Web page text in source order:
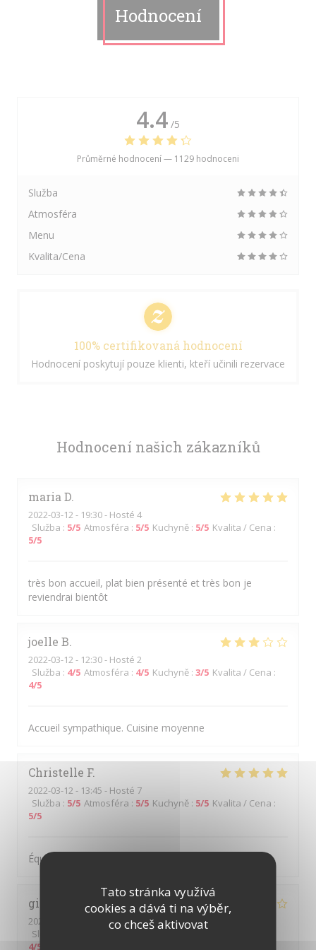
Tato stránka využívá
cookies a dává ti na výběr,
co chceš aktivovat
Hodnocení
Hodnocení našich zákazníků
maria D
2022-03-12 - 19:30 - Hosté 4
Služba : 5/5 Atmosféra : 5/5 Kuchyně : 5/5 Kvalita / Cena :
5/5
très bon accueil, plat bien présenté et très bon je
reviendrai bientôt
joelle B
2022-03-12 - 12:30 - Hosté 2
Služba : 4/5 Atmosféra : 4/5 Kuchyně : 3/5 Kvalita / Cena :
4/5
Accueil sympathique. Cuisine moyenne
Christelle F
2022-03-12- 13:45 - Hosté 7
Služba : 5/5 Atmosféra : 5/5 Kuchyně : 5/5 Kvalita / Cena :
5/5
Équipe sympathique et souriante
gilles
2022-03-11
- 12:00 - Hosté 2
Služba
4/5
4.4 /5
Průměrné hodnocení — 1129 hodnoceni
Služba
Atmosféra
Menu
Kvalita/Cena
100% certifikovaná hodnocení
Hodnocení poskytují pouze klienti, kteří učinili rezervace